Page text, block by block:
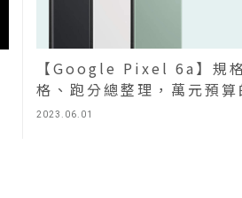
2023.06.01
【Google Pixel 6a】規
格、跑分總整理，萬元預